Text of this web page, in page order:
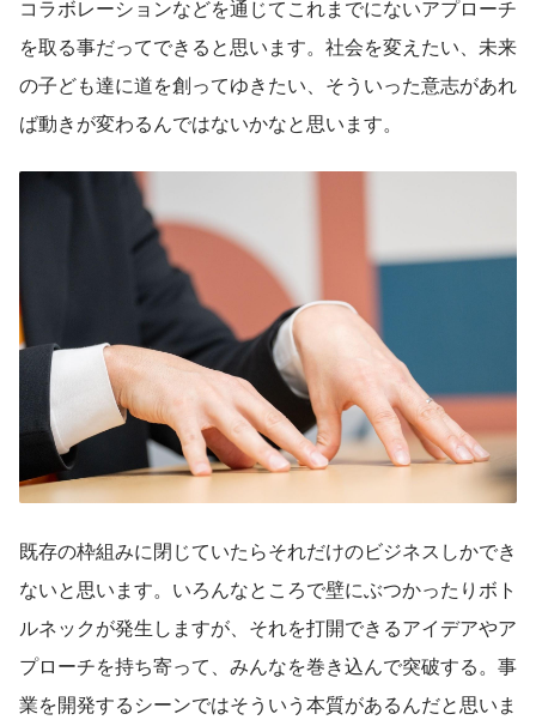
コラボレーションなどを通じてこれまでにないアプローチ
を取る事だってできると思います。社会を変えたい、未来
の子ども達に道を創ってゆきたい、そういった意志があれ
ば動きが変わるんではないかなと思います。
既存の枠組みに閉じていたらそれだけのビジネスしかでき
ないと思います。いろんなところで壁にぶつかったりボト
ルネックが発生しますが、それを打開できるアイデアやア
プローチを持ち寄って、みんなを巻き込んで突破する。事
業を開発するシーンではそういう本質があるんだと思いま